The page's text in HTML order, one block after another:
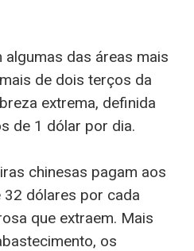
das áreas mais
de dois terços da
extrema, definida
de 1 dólar por dia.
chinesas pagam aos
dólares por cada
que extraem. Mais
os